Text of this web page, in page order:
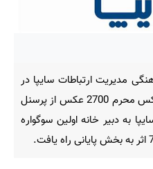
مدیریت ارتباطات سایپا در
خصوص برگزاری اولین سوگواره عکس محرم 2700 عکس از پرسنل
به دبیر خانه اولین سوگواره